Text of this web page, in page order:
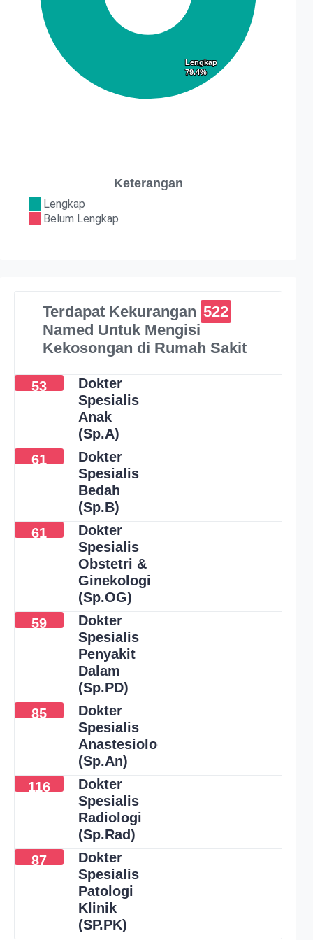
Lengkap
79.4%
Lengkap
79.4%
Keterangan
Lengkap
Belum Lengkap
Terdapat Kekurangan 522
Named Untuk Mengisi
Kekosongan di Rumah Sakit
53
Dokter
Spesialis
Anak
(Sp.A)
61
Dokter
Spesialis
Bedah
(Sp.B)
61
Dokter
Spesialis
Obstetri &
Ginekologi
(Sp.OG)
59
Dokter
Spesialis
Penyakit
Dalam
(Sp.PD)
85
Dokter
Spesialis
Anastesiologi
(Sp.An)
116
Dokter
Spesialis
Radiologi
(Sp.Rad)
87
Dokter
Spesialis
Patologi
Klinik
(SP.PK)